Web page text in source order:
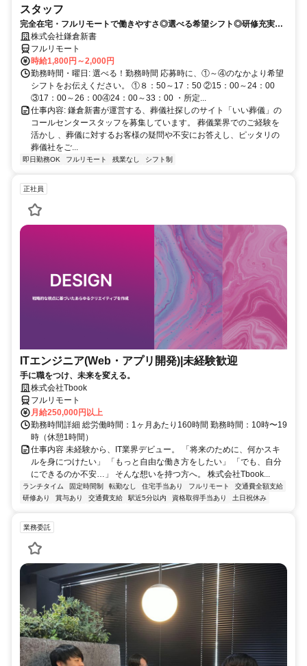
スタッフ
完全在宅・フルリモートで働きやすさ◎選べる希望シフト◎研修充実だ
から未経験でも安心！平日休みありの完全週休2日制で充実のワークラ
イフバランス！
株式会社鎌倉新書
フルリモート
時給1,800円～2,000円
勤務時間・曜日: 選べる！勤務時間 応募時に、①～④のなかより希望
シフトをお伝えください。 ①８：50～17：50 ②15：00～24：00
③17：00～26：00④24：00～33：00 ・所定...
仕事内容: 鎌倉新書が運営する、葬儀社探しのサイト「いい葬儀」の
コールセンタースタッフを募集しています。 葬儀業界でのご経験を
活かし 、葬儀に対するお客様の疑問や不安にお答えし、ピッタリの
葬儀社をご...
即日勤務OK フルリモート 残業なし シフト制
正社員
ITエンジニア(Web・アプリ開発)|未経験歓迎
手に職をつけ、未来を変える。
株式会社Tbook
フルリモート
月給250,000円以上
勤務時間詳細 総労働時間：1ヶ月あたり160時間 勤務時間：10時〜19
時（休憩1時間）
仕事内容 未経験から、IT業界デビュー。 「将来のために、何かスキ
ルを身につけたい」 「もっと自由な働き方をしたい」 「でも、自分
にできるのか不安…」 そんな想いを持つ方へ。 株式会社Tbook...
ランチタイム 固定時間制 転勤なし 住宅手当あり フルリモート
交通費全額支給
研修あり
賞与あり 交通費支給 駅近5分以内 資格取得手当あり 土日祝休み
業務委託